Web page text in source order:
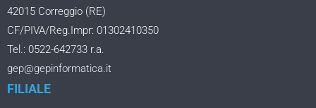
42015 Correggio (RE)
CF/PIVA/Reg.Impr: 01302410350
Tel.: 0522-642733 r.a.
gep@gepinformatica.it
FILIALE